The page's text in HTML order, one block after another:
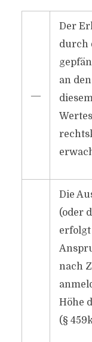
―
Der
durch
an
Die
(oder
nach
Höhe
(§